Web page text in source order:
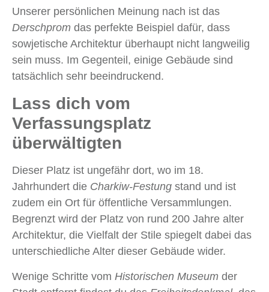
Unserer persönlichen Meinung nach ist das
Derschprom das perfekte Beispiel dafür, dass
sowjetische Architektur überhaupt nicht langweilig
sein muss. Im Gegenteil, einige Gebäude sind
tatsächlich sehr beeindruckend.
Lass dich vom
Verfassungsplatz
überwältigten
Dieser Platz ist ungefähr dort, wo im 18.
Jahrhundert die Charkiw-Festung stand und ist
zudem ein Ort für öffentliche Versammlungen.
Begrenzt wird der Platz von rund 200 Jahre alter
Architektur, die Vielfalt der Stile spiegelt dabei das
unterschiedliche Alter dieser Gebäude wider.
Wenige Schritte vom Historischen Museum der